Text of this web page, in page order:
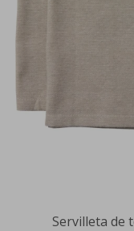
Servilleta de